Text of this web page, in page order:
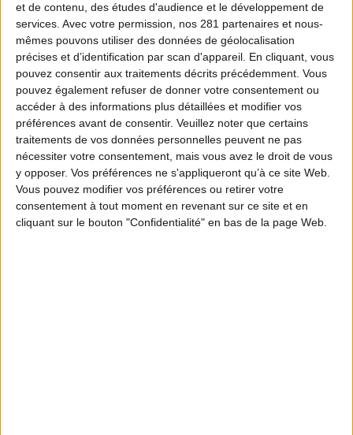
et de contenu, des études d'audience et le développement de
services. Avec votre permission, nos 281 partenaires et nous-
mêmes pouvons utiliser des données de géolocalisation
précises et d’identification par scan d'appareil. En cliquant, vous
pouvez consentir aux traitements décrits précédemment. Vous
pouvez également refuser de donner votre consentement ou
accéder à des informations plus détaillées et modifier vos
préférences avant de consentir. Veuillez noter que certains
traitements de vos données personnelles peuvent ne pas
nécessiter votre consentement, mais vous avez le droit de vous
y opposer. Vos préférences ne s'appliqueront qu’à ce site Web.
Vous pouvez modifier vos préférences ou retirer votre
consentement à tout moment en revenant sur ce site et en
cliquant sur le bouton "Confidentialité" en bas de la page Web.